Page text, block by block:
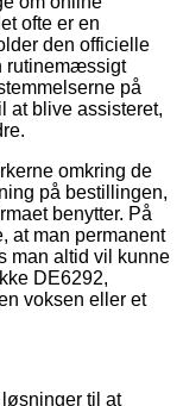
ofte er en
den officielle
rutinemæssigt
på
at blive assisteret,
omkring de
på bestillingen,
benytter. På
at man permanent
man altid vil kunne
DE6292,
voksen eller et
til at